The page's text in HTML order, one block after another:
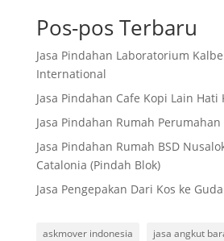
Pos-pos Terbaru
Jasa Pindahan Laboratorium Kalbe
International
Jasa Pindahan Cafe Kopi Lain Hati
Jasa Pindahan Rumah
Jasa Pindahan Rumah BSD
Catalonia (Pindah Blok)
Jasa Pengepakan Dari Kos ke
askmover indonesia
jasa angkut